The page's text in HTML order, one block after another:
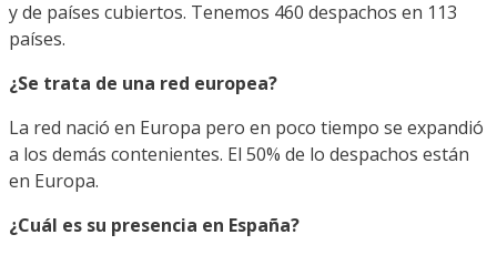
y de países cubiertos. Tenemos 460 despachos en 113
países.
¿Se trata de una red europea?
La red nació en Europa pero en poco tiempo se expandió
a los demás contenientes. El 50% de lo despachos están
en Europa.
¿Cuál es su presencia en España?